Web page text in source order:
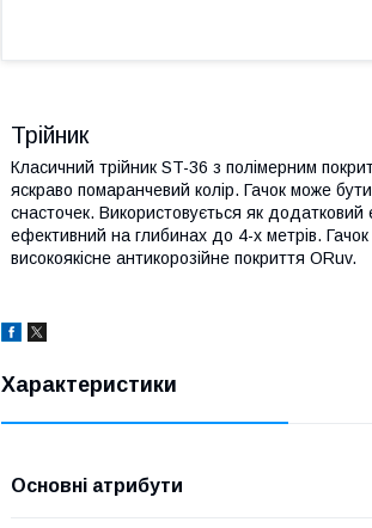
Трійник
Класичний трійник ST-36 з полімерним
яскраво помаранчевий колір. Гачок може
снасточек. Використовується як
ефективний на глибинах до 4-х метрів. Гачок
високоякісне антикорозійне покриття ORuv.
Характеристики
Основні атрибути